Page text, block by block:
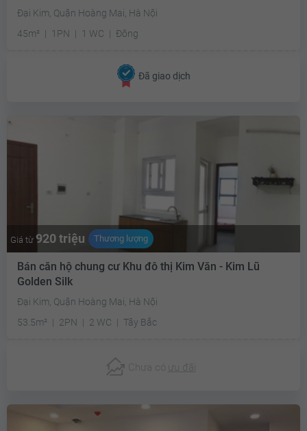
Đại Kim, Quận Hoàng Mai, Hà Nội
45m²
1PN 1 WC Đông
Đã giao dịch
Giá từ 920 triệu Thương lượng
Bán căn hộ chung cư Khu đô thị Kim Văn - Kim Lũ
Golden Silk
Đại Kim, Quận Hoàng Mai, Hà Nội
53.5m²
2PN 2 WC Tây Bắc
Chưa có ưu đãi